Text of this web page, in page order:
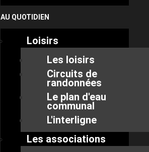
AU QUOTIDIEN
Loisirs
Les loisirs
Circuits de
randonnées
Le plan d'eau
communal
L'interligne
Les associations